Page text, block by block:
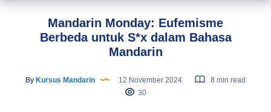
Mandarin Monday: Eufemisme
Berbeda untuk S*x dalam Bahasa
Mandarin
By Kursus Mandarin 12 November 2024
8 min read
30